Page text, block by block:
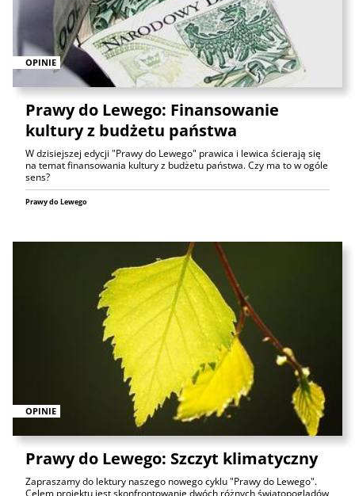
OPINIE
Prawy do Lewego: Finansowanie
kultury z budżetu państwa
W dzisiejszej edycji "Prawy do Lewego" prawica i lewica ścierają się
na temat finansowania kultury z budżetu państwa. Czy ma to w ogóle
sens?
Prawy do Lewego
OPINIE
Prawy do Lewego: Szczyt klimatyczny
Zapraszamy do lektury naszego nowego cyklu "Prawy do Lewego".
Celem projektu jest skonfrontowanie dwóch różnych światopoglądów